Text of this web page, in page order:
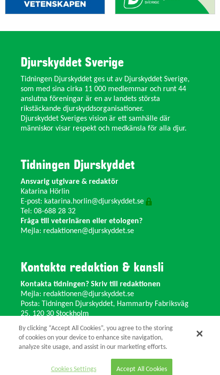
Djurskyddet Sverige
Tidningen Djurskyddet ges ut av Djurskyddet Sverige,
som med sina cirka 11 000 medlemmar och runt 44
anslutna föreningar är en av landets största
rikstäckande djurskyddsorganisationer.
Djurskyddet Sveriges vision är ett samhälle där
människor visar respekt och medkänsla för alla djur.
Tidningen Djurskyddet
Ansvarig utgivare & redaktör
Katarina Hörlin
E-post: katarina.horlin@djurskyddet.se
Tel: 08-688 28 32
Fråga till veterinären eller etologen?
Mejla: redaktionen@djurskyddet.se
Kontakta redaktion & kansli
Kontakta tidningen? Skriv till redaktionen
Mejla: redaktionen@djurskyddet.se
Posta: Tidningen Djurskyddet, Hammarby Fabriksväg
25, 120 30 Stockholm
Ändra adress? Kontakta kansliet
Växel: 08-673 35 11 E-post:
info@djurskyddet.se
© 2026 Tidningen Djurskyddet.
By clicking “Accept All Cookies”, you agree to the storing
of cookies on your device to enhance site navigation,
analyze site usage, and assist in our marketing efforts.
Cookies Settings Accept All Cookies